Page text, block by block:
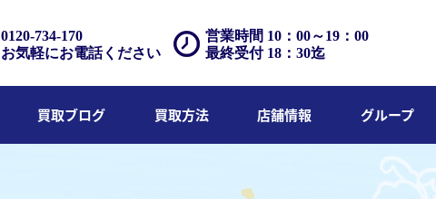
営業時間 10：00～19：00
最終受付 18：30迄
0120-734-170
お気軽にお電話ください
買取ブログ 買取方法 店舗情報 グループ